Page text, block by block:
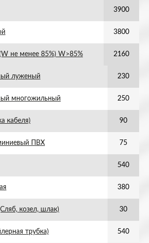
3900
3800
не менее 85%) W>85% 2160
луженый 230
многожильный 250
кабеля) 90
ПВХ 75
540
380
козел, шлак) 30
трубка) 540